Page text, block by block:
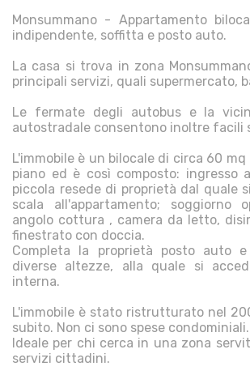
Monsummano - Appartamento
indipendente, soffitta e posto auto.
La casa si trova in zona
principali servizi, quali supermercato,
Le fermate degli autobus e la
autostradale consentono inoltre facili
L'immobile è un bilocale di circa 60
piano ed è così composto: ingresso
piccola resede di proprietà dal quale
scala all'appartamento; soggiorno
angolo cottura , camera da letto,
finestrato con doccia.
Completa la proprietà posto auto
diverse altezze, alla quale si
interna.
L'immobile è stato ristrutturato nel
subito. Non ci sono spese condominiali.
Ideale per chi cerca in una zona
servizi cittadini.